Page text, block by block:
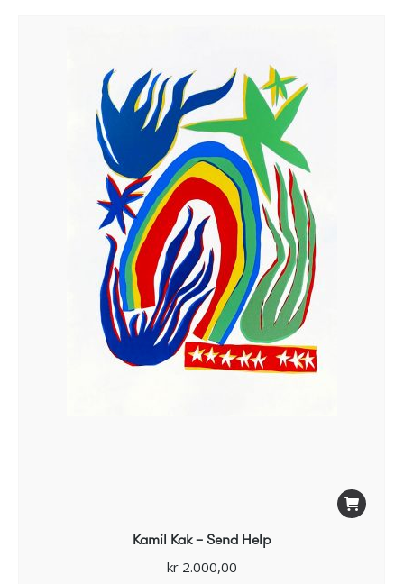
Kamil Kak – Send Help
kr2.000,00